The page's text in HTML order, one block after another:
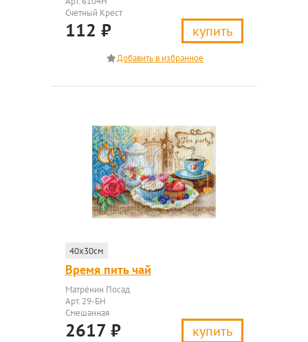
Счетный Крест
112 ₽ купить
40x30см
Время пить чай
Матрёнин Посад
Арт. 29-БН
Смешанная
2617 ₽ купить